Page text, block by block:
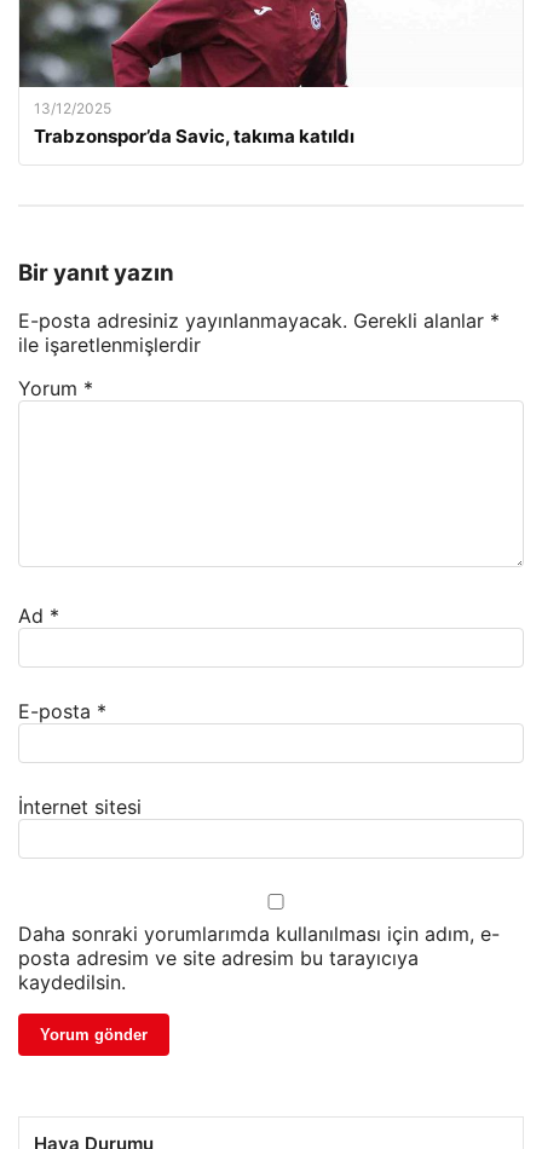
13/12/2025
Trabzonspor’da Savic, takıma katıldı
Bir yanıt yazın
E-posta adresiniz yayınlanmayacak. Gerekli alanlar *
ile işaretlenmişlerdir
Yorum *
Ad *
E-posta *
İnternet sitesi
Daha sonraki yorumlarımda kullanılması için adım, e-
posta adresim ve site adresim bu tarayıcıya
kaydedilsin.
Hava Durumu